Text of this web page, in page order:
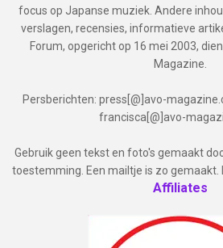
focus op Japanse muziek. Andere
verslagen, recensies, informatieve
Forum, opgericht op 16 mei 2003,
Magazine.
Persberichten: press[@]avo-
francisca[@]avo-
Gebruik geen tekst en foto's gemaakt
toestemming. Een mailtje is zo gemaakt.
Affiliates